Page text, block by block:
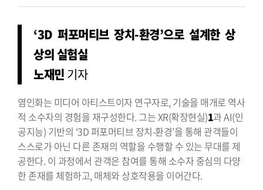
‘3D 퍼포머티브 장치-환경’으로 설계한 상
상의 실험실
노재민 기자
염인화는 미디어 아티스트이자 연구자로, 기술을 매개로 역사
적 소수자의 경험을 재구성한다. 그는 XR(확장현실)1과 AI(인
공지능) 기반의 ‘3D 퍼포머티브 장치-환경’을 통해 관객들이
스스로가 아닌 다른 존재의 역할을 수행할 수 있는 무대를 제
공한다. 이 과정에서 관객은 참여를 통해 소수자 중심의 다양
한 존재를 체험하고, 매체와 상호작용을 이어간다.